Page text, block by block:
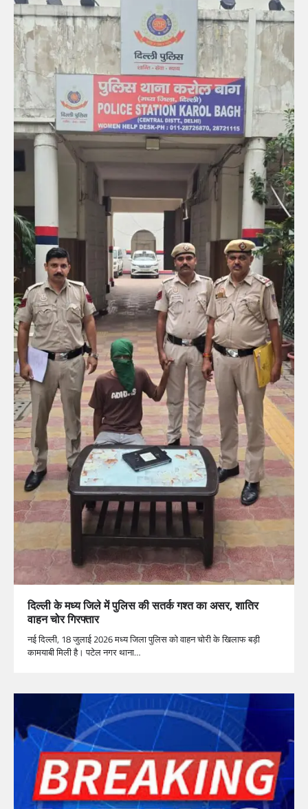
दिल्ली के मध्य जिले में पुलिस की सतर्क गश्त का असर, शातिर
वाहन चोर गिरफ्तार
नई दिल्ली, 18 जुलाई 2026 मध्य जिला पुलिस को वाहन चोरी के खिलाफ बड़ी
कामयाबी मिली है। पटेल नगर थाना…